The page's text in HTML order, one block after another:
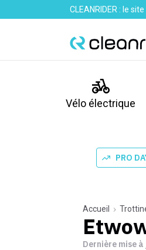
CLEANRIDER : le
Vélo électrique
PRO
Accueil
Dernière mise à